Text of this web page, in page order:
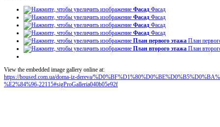
Фасад Фасад
Фасад Фасад
Фасад Фасад
Фасад Фасад
План первого этажа План
План второго этажа План
View the embedded image gallery online at:
https://housed.com.ua/doma-iz-dereva/
%E2%84%96-22115#sigProGalleria040b05e92f